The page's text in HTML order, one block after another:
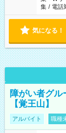
集 / 電話
気になる！
障がい者グル
【覚王山】
アルバイト 職種